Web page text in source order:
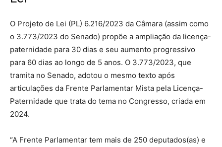
O Projeto de Lei (PL) 6.216/2023 da Câmara (assim como
o 3.773/2023 do Senado) propõe a ampliação da licença-
paternidade para 30 dias e seu aumento progressivo
para 60 dias ao longo de 5 anos. O 3.773/2023, que
tramita no Senado, adotou o mesmo texto após
articulações da Frente Parlamentar Mista pela Licença-
Paternidade que trata do tema no Congresso, criada em
2024.
“A Frente Parlamentar tem mais de 250 deputados(as) e